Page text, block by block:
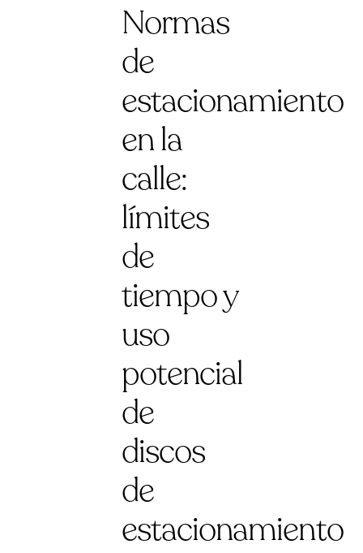
Normas
de
estacionamiento
en la
calle:
límites
de
tiempo y
uso
potencial
de
discos
de
estacionamiento